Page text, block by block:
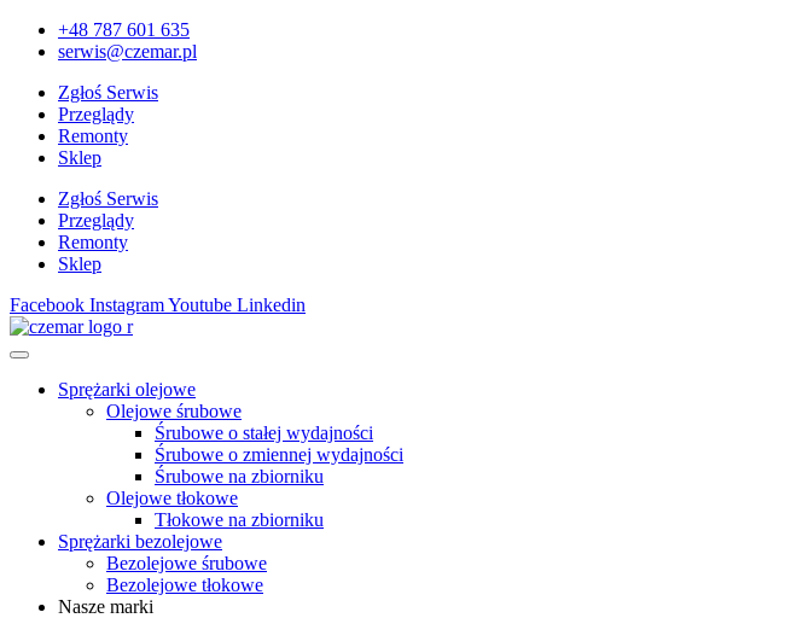
+48 787 601 635
serwis@czemar.pl
Zgłoś Serwis
Przeglądy
Remonty
Sklep
Zgłoś Serwis
Przeglądy
Remonty
Sklep
Facebook InstagramYoutube Linkedin
Sprężarki olejowe
Olejowe śrubowe
Śrubowe o stałej wydajności
Śrubowe o zmiennej wydajności
Śrubowe na zbiorniku
Olejowe tłokowe
Tłokowe na zbiorniku
Sprężarki bezolejowe
Bezolejowe śrubowe
Bezolejowe tłokowe
Nasze marki